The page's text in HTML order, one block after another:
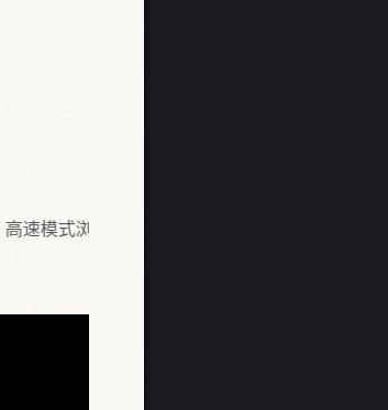
式浏览（Chrome核）与兼容模式切换即可观